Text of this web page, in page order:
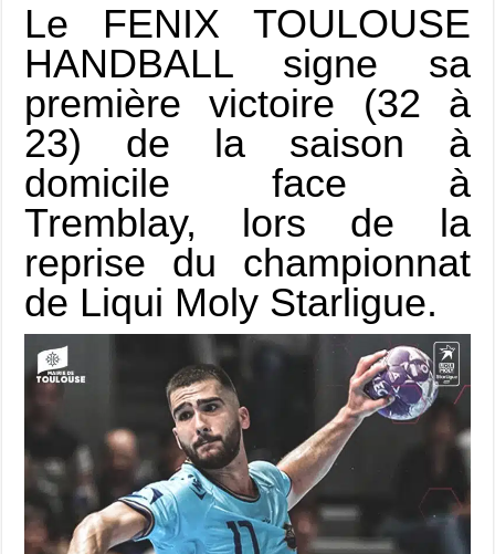
Le FENIX TOULOUSE
HANDBALL signe sa
première victoire (32 à
23) de la saison à
domicile face à
Tremblay, lors de la
reprise du championnat
de Liqui Moly Starligue.